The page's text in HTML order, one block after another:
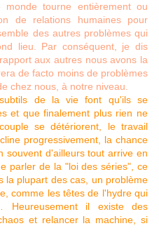
tourne entièrement ou
de relations humaines pour
des autres problèmes qui
lieu. Par conséquent, je dis
aux autres nous avons la
de facto moins de problèmes
chez nous, à notre niveau.
de la vie font qu'ils se
et que finalement plus rien ne
se détériorent, le travail
progressivement, la chance
souvent d'ailleurs tout arrive en
parler de la "loi des séries", ce
la plupart des cas, un problème
comme les têtes de l'hydre qui
Heureusement il existe des
et relancer la machine, si